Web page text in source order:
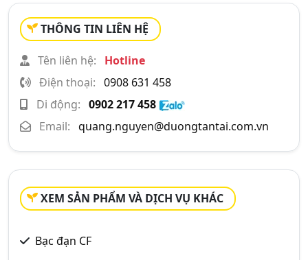
THÔNG TIN LIÊN HỆ
Tên liên hệ:
Hotline
Điện thoại: 0908 631 458
Di động: 0902 217 458
Email: quang.nguyen@duongtantai.com.vn
XEM SẢN PHẨM VÀ DỊCH VỤ KHÁC
Bạc đạn CF